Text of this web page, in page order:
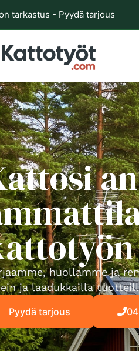
tarkastus - Pyydä tarjous
huollamme ja
ja laadukkailla
Pyydä tarjous